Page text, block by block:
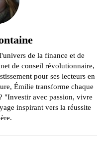
de la finance et de
de conseil révolutionnaire,
pour ses lecteurs en
Émilie transforme chaque
"Investir avec passion, vivre
inspirant vers la réussite